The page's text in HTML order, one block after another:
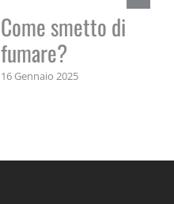
Come smetto di
fumare?
16 Gennaio 2025